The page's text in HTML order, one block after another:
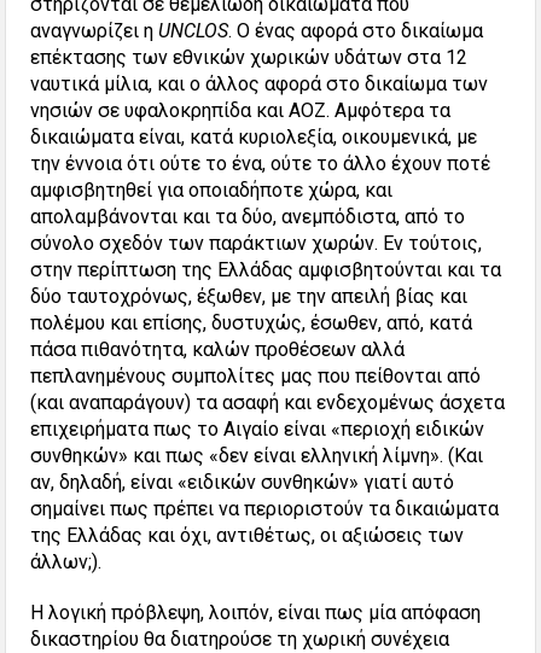
στηρίζονται σε θεμελιώδη δικαιώματα που
αναγνωρίζει η UNCLOS. Ο ένας αφορά στο δικαίωμα
επέκτασης των εθνικών χωρικών υδάτων στα 12
ναυτικά μίλια, και ο άλλος αφορά στο δικαίωμα των
νησιών σε υφαλοκρηπίδα και ΑΟΖ. Αμφότερα τα
δικαιώματα είναι, κατά κυριολεξία, οικουμενικά, με
την έννοια ότι ούτε το ένα, ούτε το άλλο έχουν ποτέ
αμφισβητηθεί για οποιαδήποτε χώρα, και
απολαμβάνονται και τα δύο, ανεμπόδιστα, από το
σύνολο σχεδόν των παράκτιων χωρών. Εν τούτοις,
στην περίπτωση της Ελλάδας αμφισβητούνται και τα
δύο ταυτοχρόνως, έξωθεν, με την απειλή βίας και
πολέμου και επίσης, δυστυχώς, έσωθεν, από, κατά
πάσα πιθανότητα, καλών προθέσεων αλλά
πεπλανημένους συμπολίτες μας που πείθονται από
(και αναπαράγουν) τα ασαφή και ενδεχομένως άσχετα
επιχειρήματα πως το Αιγαίο είναι «περιοχή ειδικών
συνθηκών» και πως «δεν είναι ελληνική λίμνη». (Και
αν, δηλαδή, είναι «ειδικών συνθηκών» γιατί αυτό
σημαίνει πως πρέπει να περιοριστούν τα δικαιώματα
της Ελλάδας και όχι, αντιθέτως, οι αξιώσεις των
άλλων;).
Η λογική πρόβλεψη, λοιπόν, είναι πως μία απόφαση
δικαστηρίου θα διατηρούσε τη χωρική συνέχεια